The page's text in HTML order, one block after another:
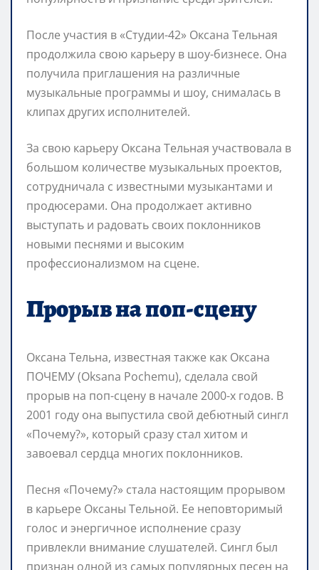
После участия в «Студии-42» Оксана Тельная
продолжила свою карьеру в шоу-бизнесе. Она
получила приглашения на различные
музыкальные программы и шоу, снималась в
клипах других исполнителей.
За свою карьеру Оксана Тельная участвовала в
большом количестве музыкальных проектов,
сотрудничала с известными музыкантами и
продюсерами. Она продолжает активно
выступать и радовать своих поклонников
новыми песнями и высоким
профессионализмом на сцене.
Прорыв на поп-сцену
Оксана Тельна, известная также как Оксана
ПОЧЕМУ (Oksana Pochemu), сделала свой
прорыв на поп-сцену в начале 2000-х годов. В
2001 году она выпустила свой дебютный сингл
«Почему?», который сразу стал хитом и
завоевал сердца многих поклонников.
Песня «Почему?» стала настоящим прорывом
в карьере Оксаны Тельной. Ее неповторимый
голос и энергичное исполнение сразу
привлекли внимание слушателей. Сингл был
признан одной из самых популярных песен на